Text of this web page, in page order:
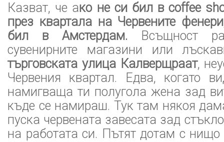
Казват, че ако не си бил в coffee
през квартала на Червените
бил в Амстердам. Всъщност
сувенирните магазини или
търговската улица Калверщраат,
Червения квартал. Едва, когато
намигваща ти полугола жена зад
къде се намираш. Тук там някоя
пуска червената завесата зад
на работата си. Пътят дотам с нищо